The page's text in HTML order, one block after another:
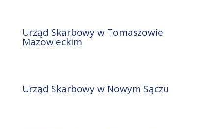
Urząd Skarbowy w Tomaszowie
Mazowieckim
Urząd Skarbowy w Nowym Sączu